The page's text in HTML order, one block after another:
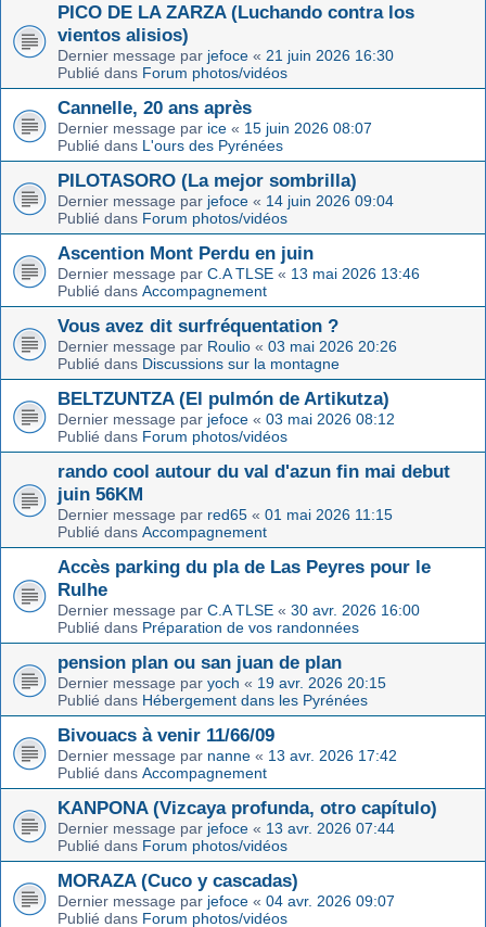
PICO DE LA ZARZA (Luchando contra los
vientos alisios)
Dernier message par jefoce « 21 juin 2026 16:30
Publié dans Forum photos/vidéos
Cannelle, 20 ans après
Dernier message par ice « 15 juin 2026 08:07
Publié dans L'ours des Pyrénées
PILOTASORO (La mejor sombrilla)
Dernier message par jefoce « 14 juin 2026 09:04
Publié dans Forum photos/vidéos
Ascention Mont Perdu en juin
Dernier message par C.A TLSE « 13 mai 2026 13:46
Publié dans Accompagnement
Vous avez dit surfréquentation ?
Dernier message par Roulio « 03 mai 2026 20:26
Publié dans Discussions sur la montagne
BELTZUNTZA (El pulmón de Artikutza)
Dernier message par jefoce « 03 mai 2026 08:12
Publié dans Forum photos/vidéos
rando cool autour du val d'azun fin mai debut
juin 56KM
Dernier message par red65 « 01 mai 2026 11:15
Publié dans Accompagnement
Accès parking du pla de Las Peyres pour le
Rulhe
Dernier message par C.A TLSE « 30 avr. 2026 16:00
Publié dans Préparation de vos randonnées
pension plan ou san juan de plan
Dernier message par yoch « 19 avr. 2026 20:15
Publié dans Hébergement dans les Pyrénées
Bivouacs à venir 11/66/09
Dernier message par nanne « 13 avr. 2026 17:42
Publié dans Accompagnement
KANPONA (Vizcaya profunda, otro capítulo)
Dernier message par jefoce « 13 avr. 2026 07:44
Publié dans Forum photos/vidéos
MORAZA (Cuco y cascadas)
Dernier message par jefoce « 04 avr. 2026 09:07
Publié dans Forum photos/vidéos